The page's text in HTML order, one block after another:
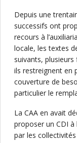
Depuis une
successifs ont
recours à
locale, les textes
suivants,
ils restreignent en
couverture de
particulier le
La CAA en avait
proposer un CDI à
par les